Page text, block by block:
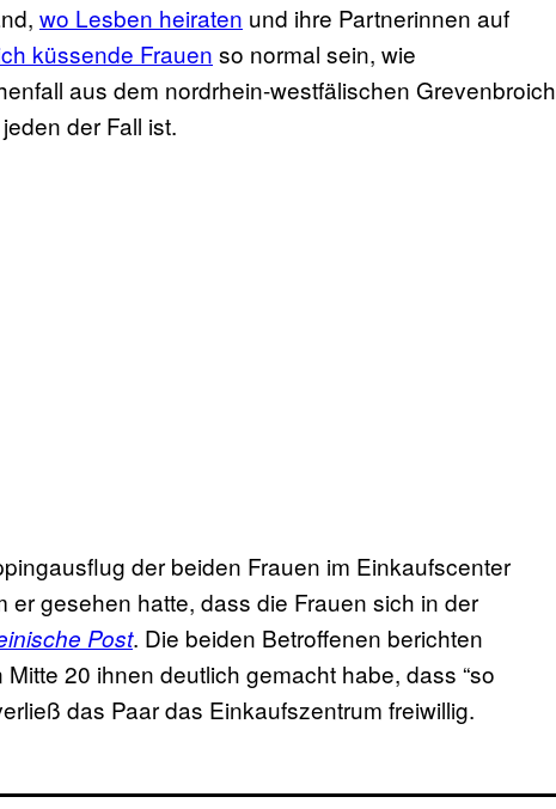
wo Lesben heiraten und ihre Partnerinnen auf
küssende Frauen so normal sein, wie
aus dem nordrhein-westfälischen Grevenbroich
der Fall ist.
der beiden Frauen im Einkaufscenter
gesehen hatte, dass die Frauen sich in der
Post. Die beiden Betroffenen berichten
20 ihnen deutlich gemacht habe, dass “so
das Paar das Einkaufszentrum freiwillig.